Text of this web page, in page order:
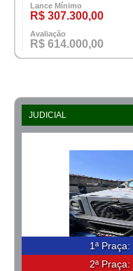
Lance Mínimo
R$ 307.300,00
Avaliação
R$ 614.000,00
JUDICIAL
1ª Praça:
2ª Praça: